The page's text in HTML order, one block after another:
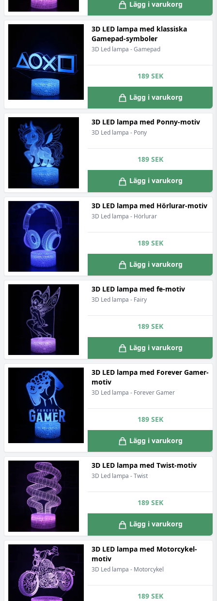
Lägg i varukorg
3D LED lampa med klassiska
Gamepad-symboler
3D Led lampa - Gamepad
189 SEK
Lägg i varukorg
3D LED lampa med Ponny-motiv
3D Led lampa - Pony
189 SEK
Lägg i varukorg
3D LED lampa med Hörlurar-motiv
3D Led lampa - Hörlurar
189 SEK
Lägg i varukorg
3D LED lampa med fe-motiv
3D Led lampa - Fairy
189 SEK
Lägg i varukorg
3D LED lampa med Forever Gamer-
motiv
3D Led lampa - Forever Gamer
189 SEK
Lägg i varukorg
3D LED lampa med Twist-motiv
3D Led lampa - Twist
189 SEK
Lägg i varukorg
3D LED lampa med Motorcykel-
motiv
3D Led lampa - Motorcykel
189 SEK